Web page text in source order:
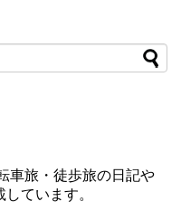
車旅・徒歩旅の日記や
ています。